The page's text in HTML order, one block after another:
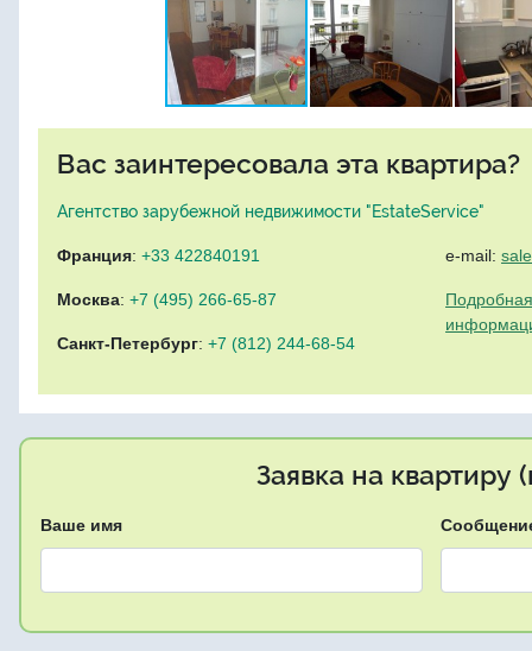
Вас заинтересовала эта квартира?
Агентство зарубежной недвижимости "EstateService"
Франция: +33 422840191
Москва: +7 (495) 266-65-87
Санкт-Петербург: +7 (812) 244-68-54
e-mail:
Заявка на квартиру
Ваше имя